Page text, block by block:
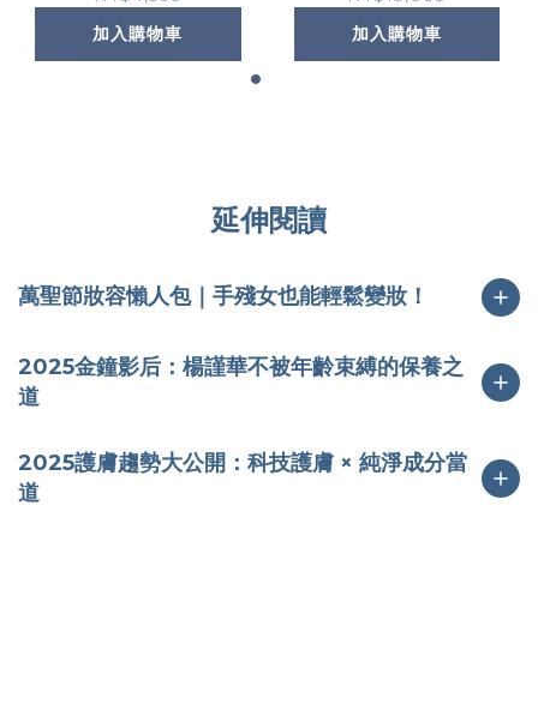
加入購物車
華乳+維他命B5密集
保濕精華
加入購物車
延伸閱讀
萬聖節妝容懶人包｜手殘女也能輕鬆變妝！
2025金鐘影后：楊謹華不被年齡束縛的保養之
道
2025護膚趨勢大公開：科技護膚 × 純淨成分當
道